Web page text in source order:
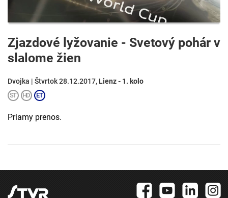
Zjazdové lyžovanie - Svetový pohár v
slalome žien
Dvojka | Štvrtok 28.12.2017, Lienz - 1. kolo
Priamy prenos.